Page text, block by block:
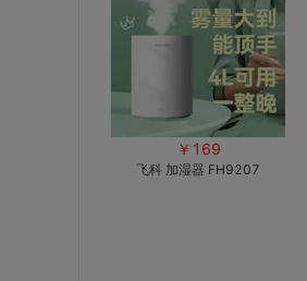
￥169
飞科 加湿器 FH9207